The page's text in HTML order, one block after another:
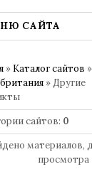
САЙТА
» Каталог сайтов »
» Другие
сайтов: 0
материалов,
просмотра